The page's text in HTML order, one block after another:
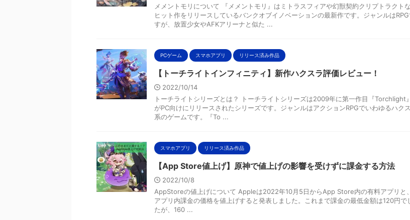
メメントモリについて 『メメントモリ』はミトラスフィアや幻獣契約クリプトラクト
ヒット作をリリースしているバンクオブイノベーションの最新作です。ジャンルは
すが、放置少女やAFKアリーナと似た ...
PCゲーム スマホアプリ リリース済み作品
【トーチライトインフィニティ】新作ハクスラ評価レビュー！
2022/10/14
トーチライトシリーズとは？ トーチライトシリーズは2009年に第一作目『Torchlight』
がPC向けにリリースされたシリーズです。ジャンルはアクションRPGでいわゆるハク
系のゲームです。『To ...
スマホアプリ リリース済み作品
【App Store値上げ】原神で値上げの影響を受けずに課金する方法
2022/10/8
AppStoreの値上げについて Appleは2022年10月5日からApp Store内の有料アプリと、
アプリ内課金の価格を値上げすると発表しました。これまで課金の最低金額は120円で
たが、160 ...